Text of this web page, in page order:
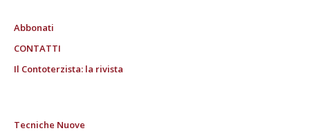
Abbonati
CONTATTI
Il Contoterzista: la rivista
Tecniche Nuove